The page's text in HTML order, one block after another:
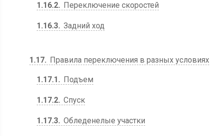
1.16.2 Переключение скоростей
1.16.3 Задний ход
1.17 Правила переключения в разных условиях
1.17.1 Подъем
1.17.2 Спуск
1.17.3 Обледенелые участки